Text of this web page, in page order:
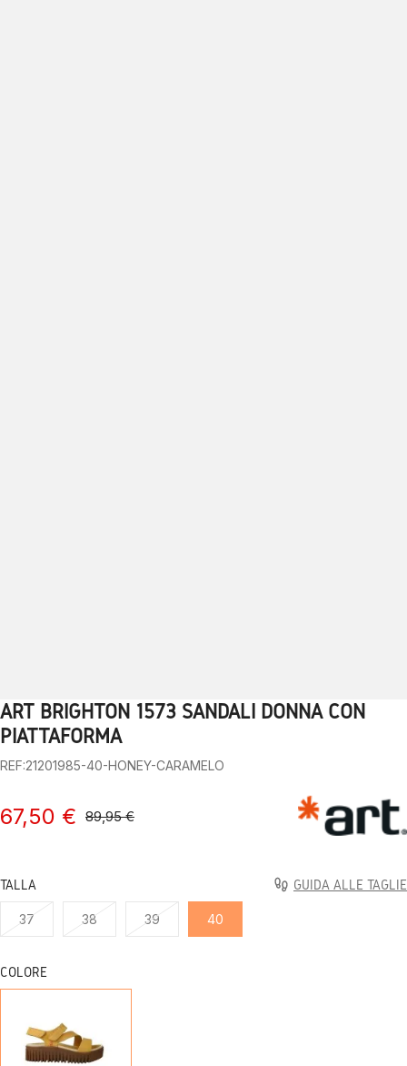
1 2 3 4 5 6 7 8 9 10
ART BRIGHTON 1573 SANDALI DONNA CON
PIATTAFORMA
REF:21201985-40-HONEY-CARAMELO
67,50 € 89,95 €
TALLA GUIDA ALLE TAGLIE
37 38 39 40
COLORE
CARAMELO